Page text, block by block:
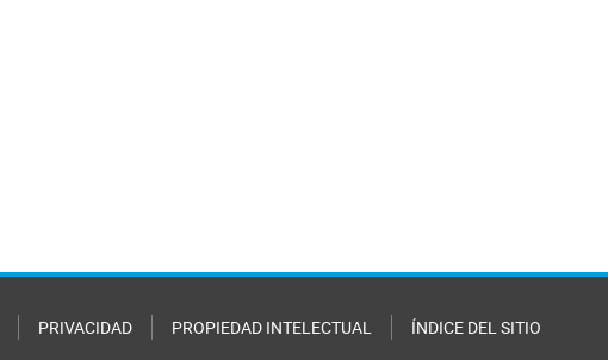
PRIVACIDAD PROPIEDAD INTELECTUAL ÍNDICE DEL SITIO